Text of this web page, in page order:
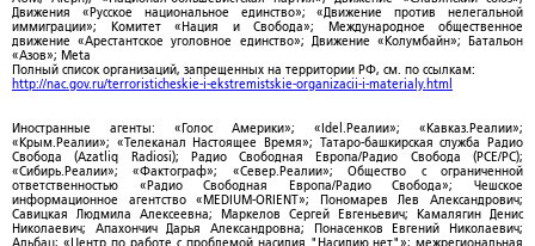
Движения «Русское национальное единство»; «Движение против нелегальной
иммиграции»; Комитет «Нация и Свобода»; Международное общественное
движение «Арестантское уголовное единство»; Движение «Колумбайн»; Батальон
«Азов»; Meta
Полный список организаций, запрещенных на территории РФ, см. по ссылкам:
http://nac.gov.ru/terroristicheskie-i-ekstremistskie-organizacii-i-materialy.html
Иностранные агенты: «Голос Америки»; «Idel.Реалии»; «Кавказ.Реалии»;
«Крым.Реалии»; «Телеканал Настоящее Время»; Татаро-башкирская служба Радио
Свобода (Azatliq Radiosi); Радио Свободная Европа/Радио Свобода (PCE/PC);
«Сибирь.Реалии»; «Фактограф»; «Север.Реалии»; Общество с ограниченной
ответственностью «Радио Свободная Европа/Радио Свобода»; Чешское
информационное агентство «MEDIUM-ORIENT»; Пономарев Лев Александрович;
Савицкая Людмила Алексеевна; Маркелов Сергей Евгеньевич; Камалягин Денис
Николаевич; Апахончич Дарья Александровна; Понасенков Евгений Николаевич;
Альбац; «Центр по работе с проблемой насилия "Насилию.нет"»; межрегиональная